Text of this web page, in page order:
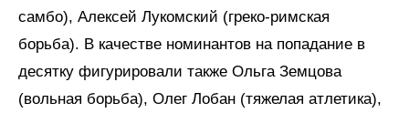
самбо), Алексей Лукомский (греко-римская
борьба). В качестве номинантов на попадание в
десятку фигурировали также Ольга Земцова
(вольная борьба), Олег Лобан (тяжелая атлетика),